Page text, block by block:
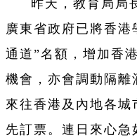
昨天，教育局局
廣東省政府已將香港
通道”名額，增加香
機會，亦會調動隔離
來往香港及內地各城
先訂票。連日來心